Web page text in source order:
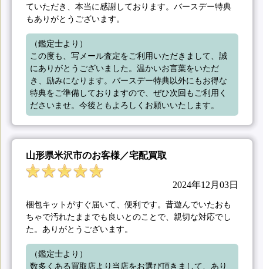
ていただき、本当に感謝しております。バースデー特典
もありがとうございます。
（鑑定士より）
この度も、写メール査定をご利用いただきまして、誠
にありがとうございました。温かいお言葉をいただ
き、励みになります。バースデー特典以外にもお得な
特典をご準備しておりますので、ぜひ次回もご利用く
ださいませ。今後ともよろしくお願いいたします。
山形県米沢市のお客様／宅配買取
2024年12月03日
梱包キットがすぐ届いて、便利です。昔遊んでいたおも
ちゃで汚れたままでも良いとのことで、親切な対応でし
た。ありがとうございます。
（鑑定士より）
数多くある買取店より当店をお選び頂きまして、あり